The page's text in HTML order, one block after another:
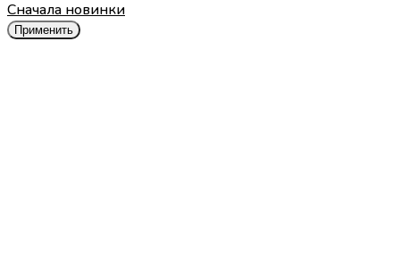
Cначала новинки
Применить